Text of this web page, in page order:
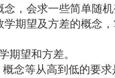
念，会求一些简单随
学期望及方差的概念
期望和方差。
念等从高到低的要